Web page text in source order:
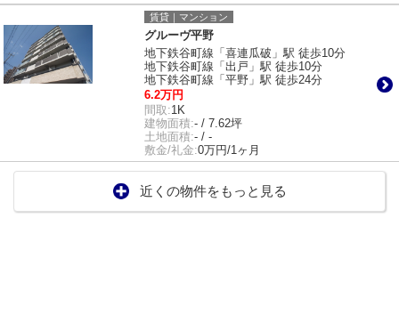
賃貸｜マンション
グルーヴ平野
地下鉄谷町線「喜連瓜破」駅 徒歩10分
地下鉄谷町線「出戸」駅 徒歩10分
地下鉄谷町線「平野」駅 徒歩24分
6.2万円
間取:1K
建物面積:- / 7.62坪
土地面積:- / -
敷金/礼金:0万円/1ヶ月
近くの物件をもっと見る